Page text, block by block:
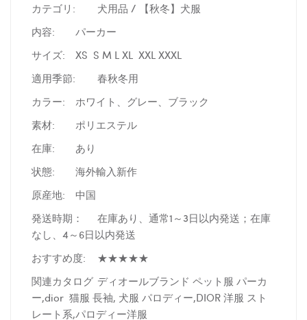
カテゴリ:
犬用品 / 【秋冬】犬服
内容:
パーカー
サイズ:
XS S M L XL XXL XXXL
適用季節:
春秋冬用
カラー:
ホワイト、グレー、ブラック
素材:
ポリエステル
在庫:
あり
状態:
海外輸入新作
原産地:
中国
発送時期：
在庫あり、通常1～3日以内発送；在庫
なし、4～6日以内発送
おすすめ度:
★★★★★
関連カタログ ディオールブランド ペット服 パーカ
ー,dior 猫服 長袖, 犬服 パロディー,DIOR 洋服 スト
レート系,パロディー洋服